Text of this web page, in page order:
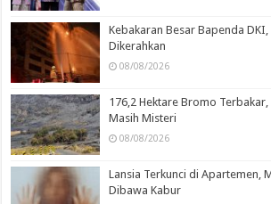
Kebakaran Besar Bapenda
Dikerahkan
08/08/2026
176,2 Hektare Bromo
Masih Misteri
08/08/2026
Lansia Terkunci di Apartemen,
Dibawa Kabur